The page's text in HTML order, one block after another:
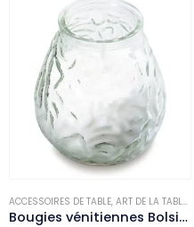
BOUGIES ET PHOTOPHORES, NON-PALETTISABLE
ACCESSOIRES DE TABLE, ART DE LA TABLE ,
Bougies vénitiennes Bolsius Low Boy transparentes (Lot de 12)